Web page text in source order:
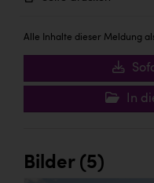
Alle Inhalte dieser Meldung
In
Bilder (5)